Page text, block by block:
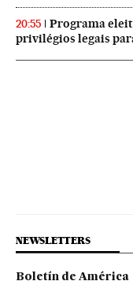
20:55
Programa
privilégios legais
NEWSLETTERS
Boletín de América